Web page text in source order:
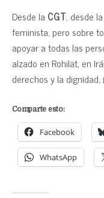
Desde la CGT, desde
feminista, pero sobre
apoyar a todas las
alzado en Rohilat, en
derechos y la dignidad,
Comparte esto:
Facebook
WhatsApp